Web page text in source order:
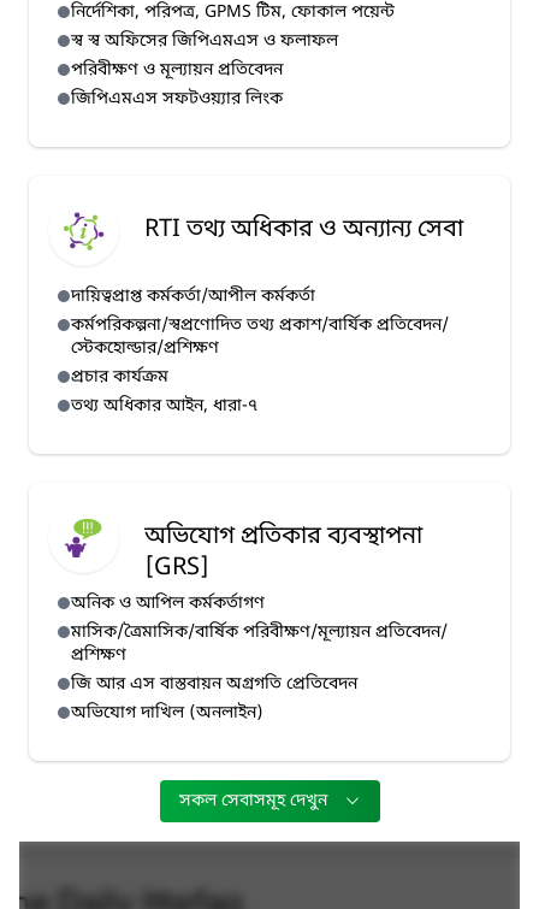
নির্দেশিকা, পরিপত্র, GPMS টিম, ফোকাল পয়েন্ট
স্ব স্ব অফিসের জিপিএমএস ও ফলাফল
পরিবীক্ষণ ও মূল্যায়ন প্রতিবেদন
জিপিএমএস সফটওয়্যার লিংক
RTI তথ্য অধিকার ও অন্যান্য সেবা
দায়িত্বপ্রাপ্ত কর্মকর্তা/আপীল কর্মকর্তা
কর্মপরিকল্পনা/স্বপ্রণোদিত তথ্য প্রকাশ/বার্যিক প্রতিবেদন/
স্টেকহোল্ডার/প্রশিক্ষণ
প্রচার কার্যক্রম
তথ্য অধিকার আইন, ধারা-৭
অভিযোগ প্রতিকার ব্যবস্থাপনা
[GRS]
অনিক ও আপিল কর্মকর্তাগণ
মাসিক/ত্রৈমাসিক/বার্ষিক পরিবীক্ষণ/মূল্যায়ন প্রতিবেদন/
প্রশিক্ষণ
জি আর এস বাস্তবায়ন অগ্রগতি প্রেতিবেদন
অভিযোগ দাখিল (অনলাইন)
সকল সেবাসমূহ দেখুন